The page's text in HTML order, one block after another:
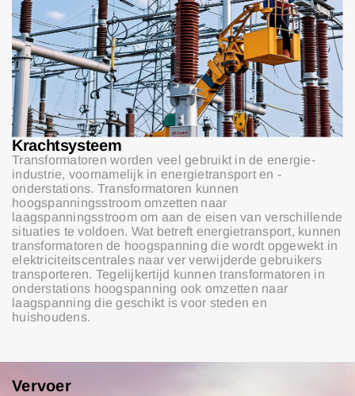
Krachtsysteem
Transformatoren worden veel gebruikt in de energie-
industrie, voornamelijk in energietransport en -
onderstations. Transformatoren kunnen
hoogspanningsstroom omzetten naar
laagspanningsstroom om aan de eisen van verschillende
situaties te voldoen. Wat betreft energietransport, kunnen
transformatoren de hoogspanning die wordt opgewekt in
elektriciteitscentrales naar ver verwijderde gebruikers
transporteren. Tegelijkertijd kunnen transformatoren in
onderstations hoogspanning ook omzetten naar
laagspanning die geschikt is voor steden en
huishoudens.
Vervoer